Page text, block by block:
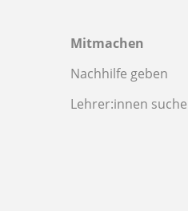
Mitmachen
Nachhilfe geben
Lehrer:innen